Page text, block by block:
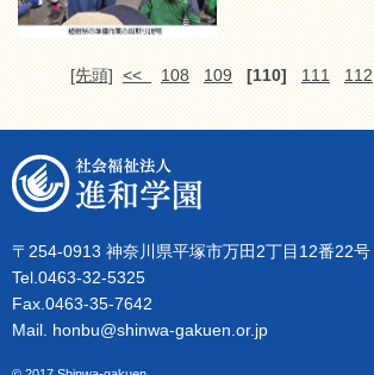
[先頭] << 108 109 [110] 111 112
〒254-0913 神奈川県平塚市万田2丁目12番22号
Tel.0463-32-5325
Fax.0463-35-7642
Mail. honbu@shinwa-gakuen.or.jp